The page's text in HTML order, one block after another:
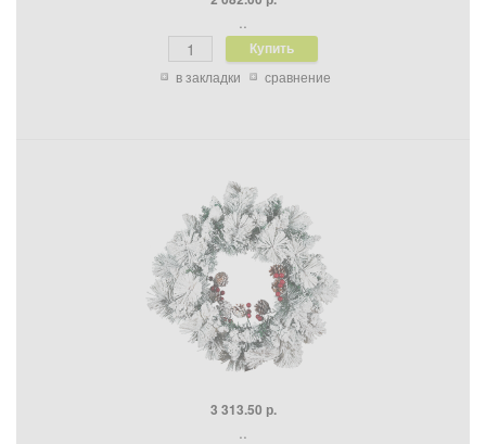
в закладки сравнение
..
3 313.50 р.
..